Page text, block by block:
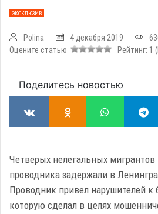
ЭКСКЛЮЗИВ
Polina 4 декабря 2019
Оцените статью
Рейтинг: 1
Поделитесь новостью
Четверых нелегальных
проводника задержали в
Проводник привел нарушителей к
которую сделал в целях